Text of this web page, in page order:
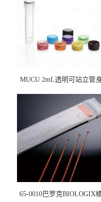
MUCU 2mL透明可站立管
65-0010巴罗克BIOLOGIX